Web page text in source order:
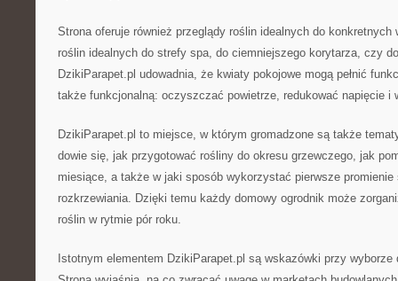
Strona oferuje również przeglądy roślin idealnych do
roślin idealnych do strefy spa, do ciemniejszego korytarza, czy
DzikiParapet.pl udowadnia, że kwiaty pokojowe mogą pełnić
także funkcjonalną: oczyszczać powietrze, redukować napięcie i
DzikiParapet.pl to miejsce, w którym gromadzone są także
dowie się, jak przygotować rośliny do okresu grzewczego, jak
miesiące, a także w jaki sposób wykorzystać pierwsze promienie
rozkrzewiania. Dzięki temu każdy domowy ogrodnik może
roślin w rytmie pór roku.
Istotnym elementem DzikiParapet.pl są wskazówki przy